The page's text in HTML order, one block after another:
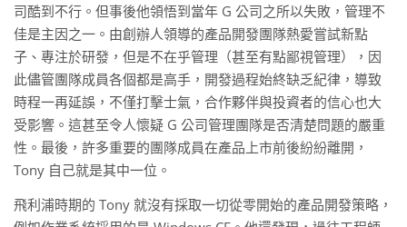
司酷到不行。但事後他領悟到當年 G 公司之所以失敗，管理不
佳是主因之一。由創辦人領導的產品開發團隊熱愛嘗試新點
子、專注於研發，但是不在乎管理（甚至有點鄙視管理），因
此儘管團隊成員各個都是高手，開發過程始終缺乏紀律，導致
時程一再延誤，不僅打擊士氣，合作夥伴與投資者的信心也大
受影響。這甚至令人懷疑 G 公司管理團隊是否清楚問題的嚴重
性。最後，許多重要的團隊成員在產品上市前後紛紛離開，
Tony 自己就是其中一位。
飛利浦時期的 Tony 就沒有採取一切從零開始的產品開發策略，